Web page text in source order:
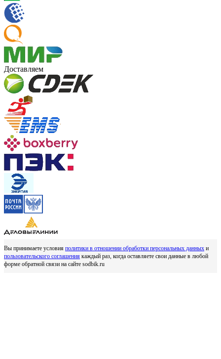
Доставляем
Вы принимаете условия политики в отношении обработки персональных данных и
пользовательского соглашения каждый раз, когда оставляете свои данные в любой
форме обратной связи на сайте sodbik.ru